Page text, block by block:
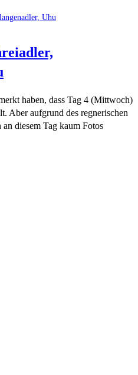
haben, dass Tag 4 (Mittwoch)
Aber aufgrund des regnerischen
diesem Tag kaum Fotos